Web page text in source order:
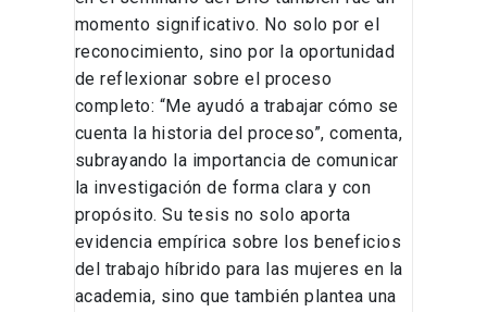
momento significativo. No solo por el
reconocimiento, sino por la oportunidad
de reflexionar sobre el proceso
completo: “Me ayudó a trabajar cómo se
cuenta la historia del proceso”, comenta,
subrayando la importancia de comunicar
la investigación de forma clara y con
propósito. Su tesis no solo aporta
evidencia empírica sobre los beneficios
del trabajo híbrido para las mujeres en la
academia, sino que también plantea una